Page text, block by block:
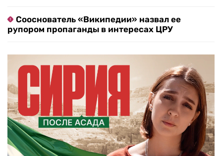
Сооснователь «Википедии» назвал ее
рупором пропаганды в интересах ЦРУ